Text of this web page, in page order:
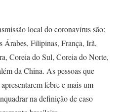
local do coronavírus são:
Árabes, Filipinas, França, Irã,
Coreia do Sul, Coreia do Norte,
da China. As pessoas que
febre e mais um
na definição de caso